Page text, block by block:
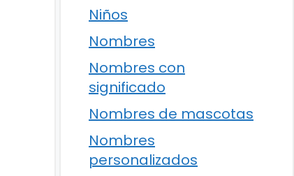
Niños
Nombres
Nombres con
significado
Nombres de mascotas
Nombres
personalizados